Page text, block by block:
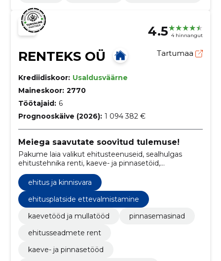
4.5 4 hinnangut
RENTEKS OÜ Tartumaa
Krediidiskoor: Usaldusväärne
Maineskoor: 2770
Töötajaid: 6
Prognooskäive (2026): 1 094 382 €
Meiega saavutate soovitud tulemuse!
Pakume laia valikut ehitusteenuseid, sealhulgas
ehitustehnika renti, kaeve- ja pinnasetöid,
puistematerjalide müüki, välistorustike ehitust ning
konteinerite vedu ja utiliseerimist.
ehitus ja kinnisvara
ehitusplatside ettevalmistamine
kaevetööd ja mullatööd
pinnasemasinad
ehitusseadmete rent
kaeve- ja pinnasetööd